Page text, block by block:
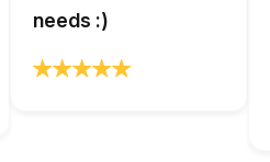
needs :)